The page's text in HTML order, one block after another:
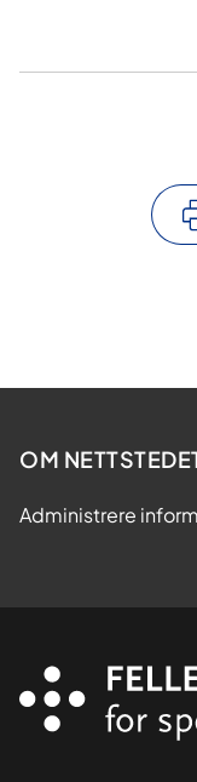
OM
Administrere